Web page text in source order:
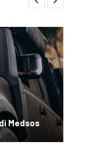
Medsos